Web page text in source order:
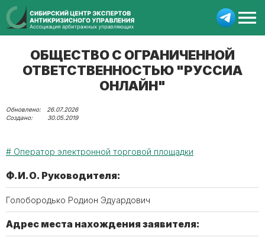
ОБЩЕСТВО С ОГРАНИЧЕННОЙ
ОТВЕТСТВЕННОСТЬЮ "РУССИА
ОНЛАЙН"
26.07.2026
30.05.2019
Оператор электронной торговой площадки
Ф.И.О. Руководителя:
Голобородько Родион Эдуардович
Адрес места нахождения заявителя: